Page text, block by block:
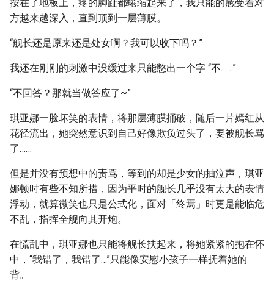
按在了地板上，疼的脚趾都蜷缩起来了，我只能的感受着对
方越来越深入，直到顶到一层薄膜。
“舰长还是原来还是处女啊？我可以收下吗？”
我还在刚刚的刺激中没缓过来只能憋出一个字 “不……”
“不回答？那就当做答应了~”
琪亚娜一脸坏笑的表情，将那层薄膜捅破，随后一片嫣红从
花径流出，她突然意识到自己好像欺负过头了，要被舰长骂
了……
但是并没有预想中的责骂，等到的却是少女的抽泣声，琪亚
娜顿时有些不知所措，因为平时的舰长几乎没有太大的表情
浮动，就算微笑也只是公式化，面对「终焉」时更是能临危
不乱，指挥全舰向其开炮。
在慌乱中，琪亚娜也只能将舰长扶起来，将她紧紧的抱在怀
中，“我错了，我错了…”只能像安慰小孩子一样抚着她的
背。